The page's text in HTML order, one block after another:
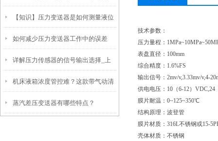
点和安装注意事项
【知识】压力变送器是如何测量液位
的？
如何减少压力变送器工作中的误差
详解压力传感器的信号输出选择_上
海朝辉
机床液箱浓度管控难？这款带气动清
洗的在线浓度变送器，省心又精准！
蒸汽差压变送器有哪些特点？
技术参数：
压力量程：
表盘直径： 100mm
综合精度： 1.6%FS
输出信号： 2mv/v,3.33mv/v,4-
供电电压： 10（6-12）VDC,24
膜片耐温： 0~125~350℃
结构原理：波登管
膜片材质： 316L不锈钢或15-
壳体材质：不锈钢